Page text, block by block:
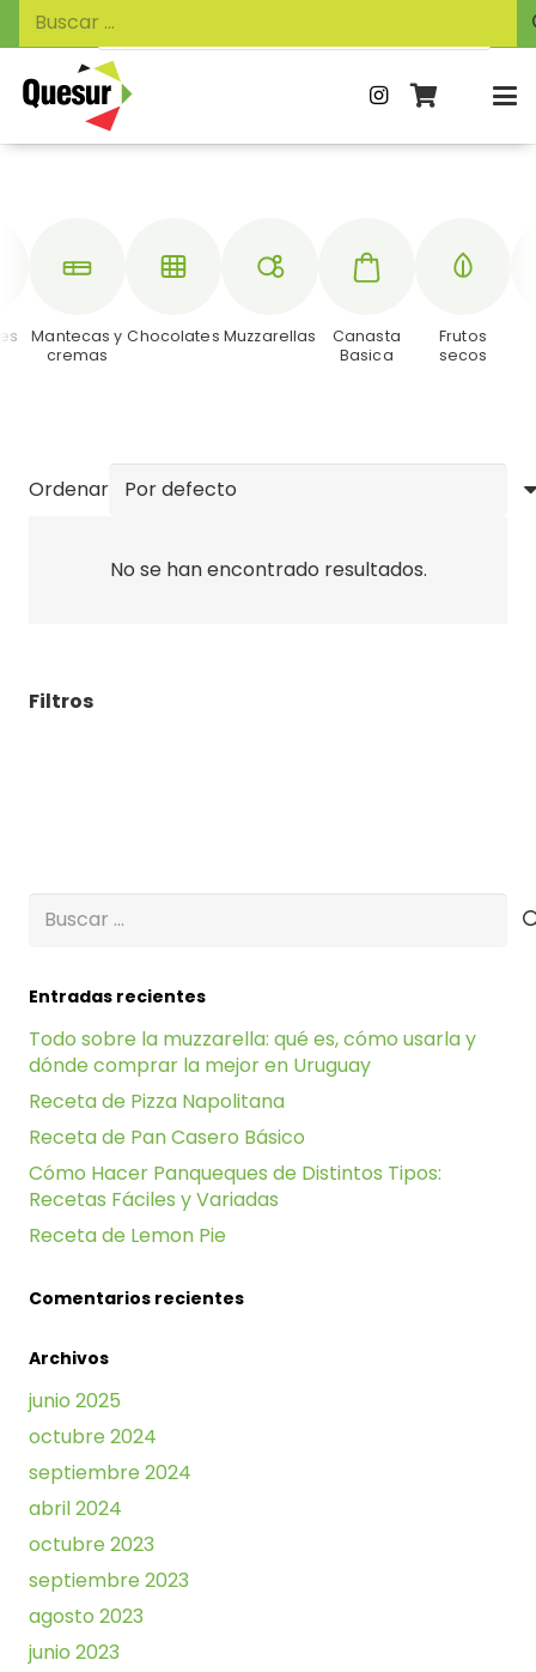
de
productos
Buscar:
Mantecas y
cremas
Chocolates Muzzarellas
Canasta
Basica
Frutos
secos
Filtros
Ordenar
No se han encontrado resultados.
Buscar:
Entradas recientes
Todo sobre la muzzarella: qué es, cómo usarla y
dónde comprar la mejor en Uruguay
Receta de Pizza Napolitana
Receta de Pan Casero Básico
Cómo Hacer Panqueques de Distintos Tipos:
Recetas Fáciles y Variadas
Receta de Lemon Pie
Comentarios recientes
Archivos
junio 2025
octubre 2024
septiembre 2024
abril 2024
octubre 2023
septiembre 2023
agosto 2023
junio 2023